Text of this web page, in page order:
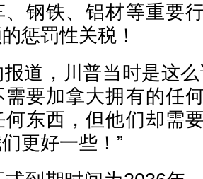
、钢铁、铝材等重要
惩罚性关税！
道，川普当时是这
要加拿大拥有的任
东西，但他们却需
更好一些！”